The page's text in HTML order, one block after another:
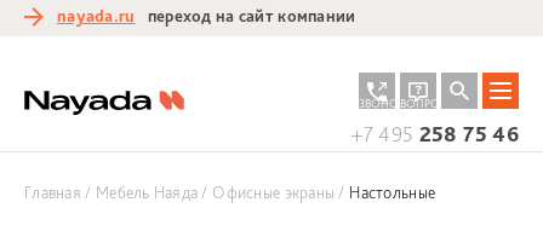
nayada.ru переход на сайт компании
ЗАКАЗАТЬ
ЗВОНОК
ЗАДАТЬ
ВОПРОС
+7 495 258 75 46
Главная Мебель Наяда Офисные экраны Настольные